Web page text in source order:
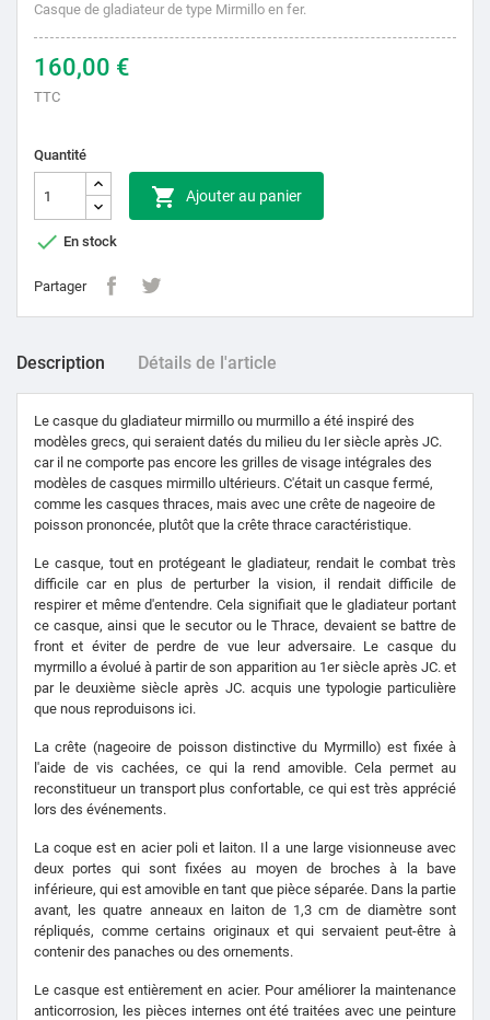
Casque de gladiateur de type Mirmillo en fer.
160,00 €
TTC
Quantité
 Ajouter au panier
 En stock
Partager
Description Détails de l'article
Le casque du gladiateur mirmillo ou murmillo a été inspiré des
modèles grecs, qui seraient datés du milieu du Ier siècle après JC.
car il ne comporte pas encore les grilles de visage intégrales des
modèles de casques mirmillo ultérieurs. C'était un casque fermé,
comme les casques thraces, mais avec une crête de nageoire de
poisson prononcée, plutôt que la crête thrace caractéristique.
Le casque, tout en protégeant le gladiateur, rendait le combat très
difficile car en plus de perturber la vision, il rendait difficile de
respirer et même d'entendre. Cela signifiait que le gladiateur portant
ce casque, ainsi que le secutor ou le Thrace, devaient se battre de
front et éviter de perdre de vue leur adversaire. Le casque du
myrmillo a évolué à partir de son apparition au 1er siècle après JC. et
par le deuxième siècle après JC. acquis une typologie particulière
que nous reproduisons ici.
La crête (nageoire de poisson distinctive du Myrmillo) est fixée à
l'aide de vis cachées, ce qui la rend amovible. Cela permet au
reconstitueur un transport plus confortable, ce qui est très apprécié
lors des événements.
La coque est en acier poli et laiton. Il a une large visionneuse avec
deux portes qui sont fixées au moyen de broches à la bave
inférieure, qui est amovible en tant que pièce séparée. Dans la partie
avant, les quatre anneaux en laiton de 1,3 cm de diamètre sont
répliqués, comme certains originaux et qui servaient peut-être à
contenir des panaches ou des ornements.
Le casque est entièrement en acier. Pour améliorer la maintenance
anticorrosion, les pièces internes ont été traitées avec une peinture